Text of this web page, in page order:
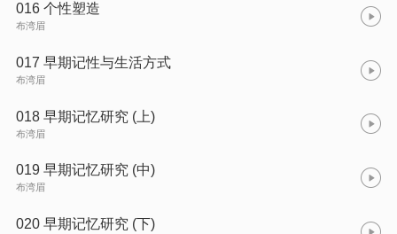
016 个性塑造
布湾眉
017 早期记性与生活方式
布湾眉
018 早期记忆研究 (上)
布湾眉
019 早期记忆研究 (中)
布湾眉
020 早期记忆研究 (下)